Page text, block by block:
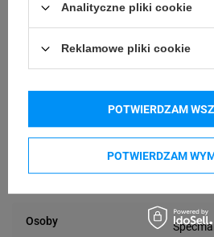
Długość etykiety
Trudne
telefon:
e-mail:
Osoby
Analityczne pliki cookie
Reklamowe pliki cookie
POTWIERDZAM
POTWIERDZAM